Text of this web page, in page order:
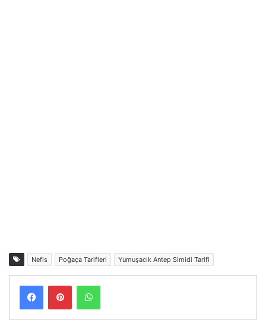
Nefis Poğaça Tarifleri Yumuşacık Antep Simidi Tarifi
FacebookPinterestWhatsApp